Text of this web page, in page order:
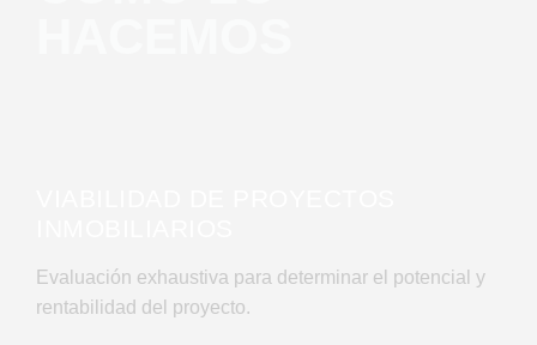
Evaluación exhaustiva para determinar el potencial y
rentabilidad del proyecto.